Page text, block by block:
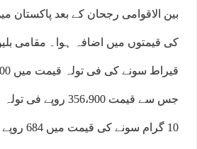
بین الاقوامی رجحان کے بعد پاکستان
جس سے قیمت 356،900
10 گرام